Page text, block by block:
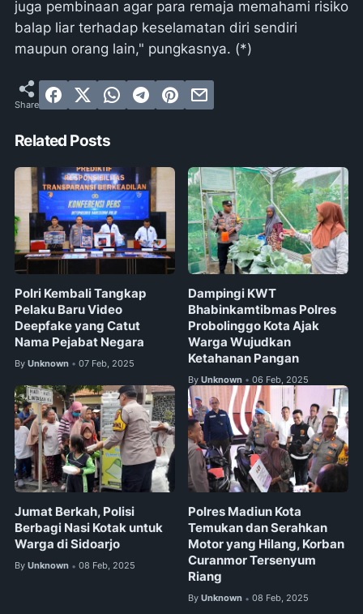
juga pembinaan agar para remaja memahami risiko
balap liar terhadap keselamatan diri sendiri
maupun orang lain," pungkasnya. (*)
Related Posts
Polri Kembali Tangkap
Pelaku Baru Video
Deepfake yang Catut
Nama Pejabat Negara
By Unknown • 07 Feb, 2025
Dampingi KWT
Bhabinkamtibmas Polres
Probolinggo Kota Ajak
Warga Wujudkan
Ketahanan Pangan
By Unknown • 06 Feb, 2025
Jumat Berkah, Polisi
Berbagi Nasi Kotak untuk
Warga di Sidoarjo
By Unknown • 08 Feb, 2025
Polres Madiun Kota
Temukan dan Serahkan
Motor yang Hilang, Korban
Curanmor Tersenyum
Riang
By Unknown • 08 Feb, 2025